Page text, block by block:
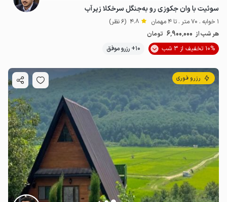
سوئیت با وان جکوزی رو به‌جنگل سرخکلا زیرآب
1 خوابه . 70 متر . تا 4 مهمان 4.8 (6 نظر)
هر شب از 6٬900٬000 تومان
10% تخفیف از 3 شب
10+ رزرو موفق
رزرو فوری